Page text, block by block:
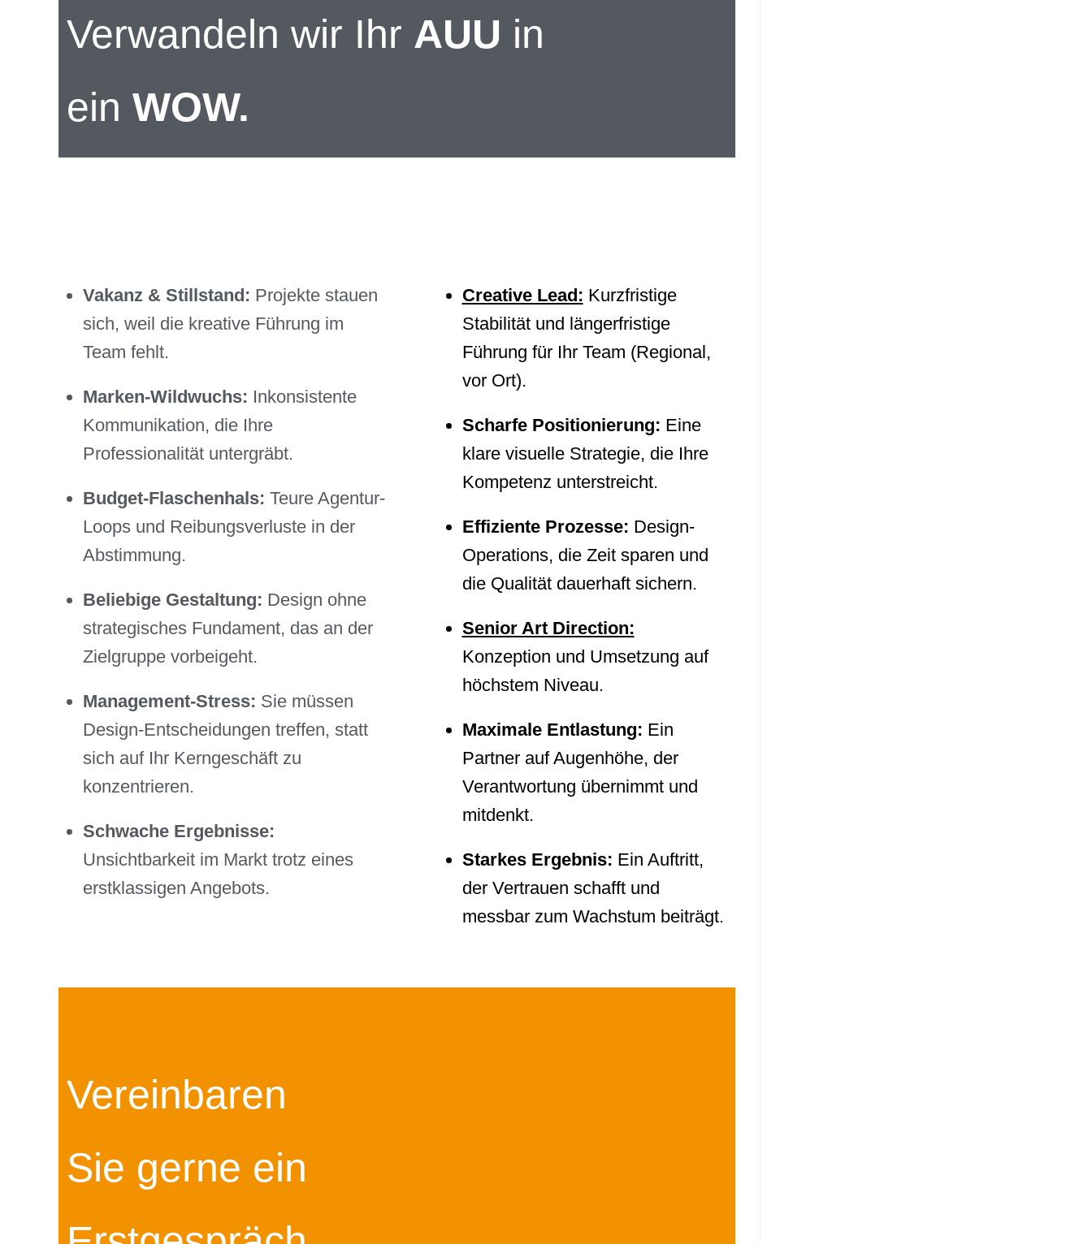
Verwandeln wir Ihr AUU in
ein WOW.
Vakanz & Stillstand: Projekte stauen
sich, weil die kreative Führung im
Team fehlt.
Marken-Wildwuchs: Inkonsistente
Kommunikation, die Ihre
Professionalität untergräbt.
Budget-Flaschenhals: Teure Agentur-
Loops und Reibungsverluste in der
Abstimmung.
Beliebige Gestaltung: Design ohne
strategisches Fundament, das an der
Zielgruppe vorbeigeht.
Management-Stress: Sie müssen
Design-Entscheidungen treffen, statt
sich auf Ihr Kerngeschäft zu
konzentrieren.
Schwache Ergebnisse:
Unsichtbarkeit im Markt trotz eines
erstklassigen Angebots.
Creative Lead: Kurzfristige
Stabilität und längerfristige
Führung für Ihr Team (Regional,
vor Ort).
Scharfe Positionierung: Eine
klare visuelle Strategie, die Ihre
Kompetenz unterstreicht.
Effiziente Prozesse: Design-
Operations, die Zeit sparen und
die Qualität dauerhaft sichern.
Senior Art Direction:
Konzeption und Umsetzung auf
höchstem Niveau.
Maximale Entlastung: Ein
Partner auf Augenhöhe, der
Verantwortung übernimmt und
mitdenkt.
Starkes Ergebnis: Ein Auftritt,
der Vertrauen schafft und
messbar zum Wachstum beiträgt.
Vereinbaren
Sie gerne ein